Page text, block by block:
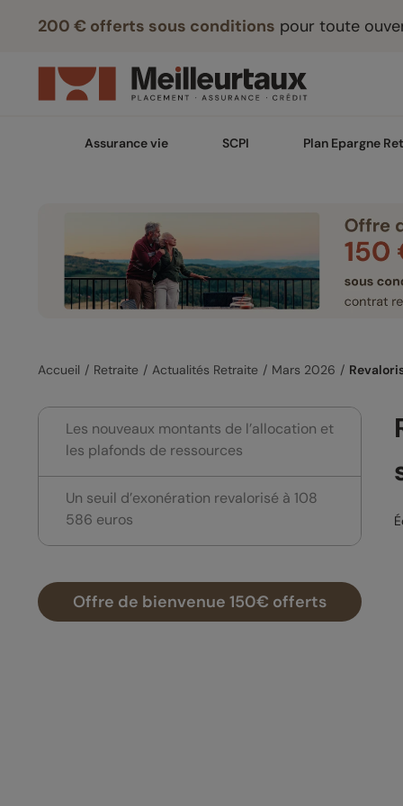
200 € offerts sous conditions pour toute
Assurance vie SCPI Plan Epargne
Accueil Retraite Actualités Retraite Mars 2026
Les nouveaux montants de l’allocation et
les plafonds de ressources
Un seuil d’exonération revalorisé à 108
586 euros
Offre de bienvenue 150€ offerts